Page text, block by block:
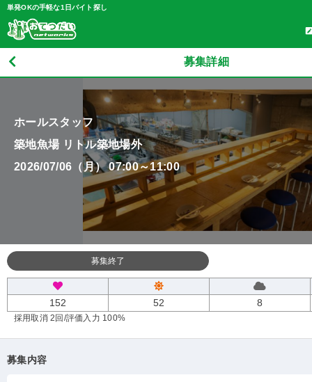
単発OKの手軽な1日バイト探し
募集詳細
ホールスタッフ
築地魚場 リトル築地場外
2026/07/06（月） 07:00～11:00
募集終了
152 52 8
採用取消 2回 /評価入力 100%
募集内容